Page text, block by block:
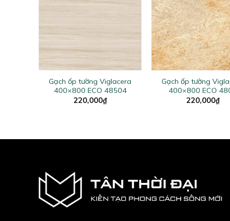
Gạch ốp tường Viglacera
400×800 ECO 48504
220,000₫
+
Gạch ốp tường
400×800 ECO
220,000₫